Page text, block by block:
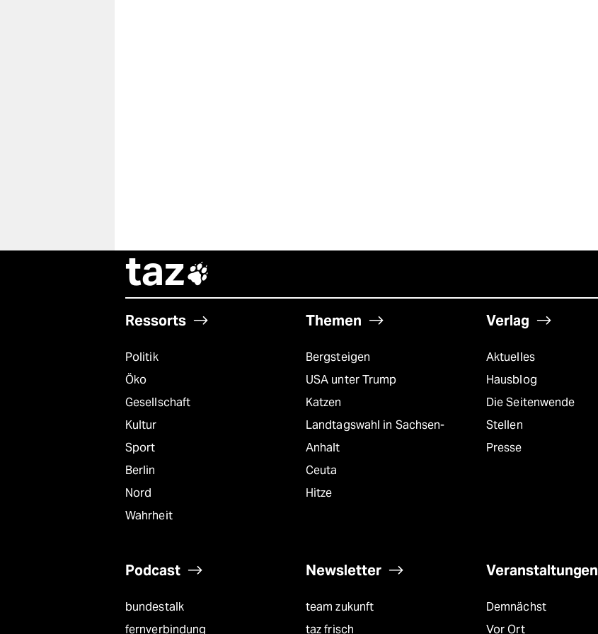
taz
Ressorts
Politik
Öko
Gesellschaft
Kultur
Sport
Berlin
Nord
Wahrheit
Themen
Bergsteigen
USA unter Trump
Katzen
Landtagswahl in Sachsen-
Anhalt
Ceuta
Hitze
Verlag
Aktuelles
Hausblog
Die Seitenwende
Stellen
Presse
Podcast
bundestalk
fernverbindung
Newsletter
team zukunft
taz frisch
Veranstaltungen
Demnächst
Vor Ort